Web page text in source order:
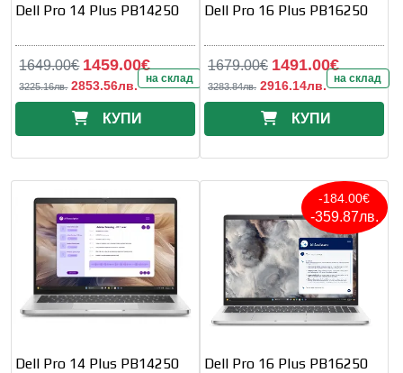
Dell Pro 14 Plus PB14250
1649.00€ 1459.00€
3225.16лв. 2853.56лв. на склад
КУПИ
Dell Pro 16 Plus PB16250
1679.00€ 1491.00€
3283.84лв. 2916.14лв. на склад
КУПИ
Dell Pro 14 Plus PB14250
-184.00€
-359.87лв.
Dell Pro 16 Plus PB16250